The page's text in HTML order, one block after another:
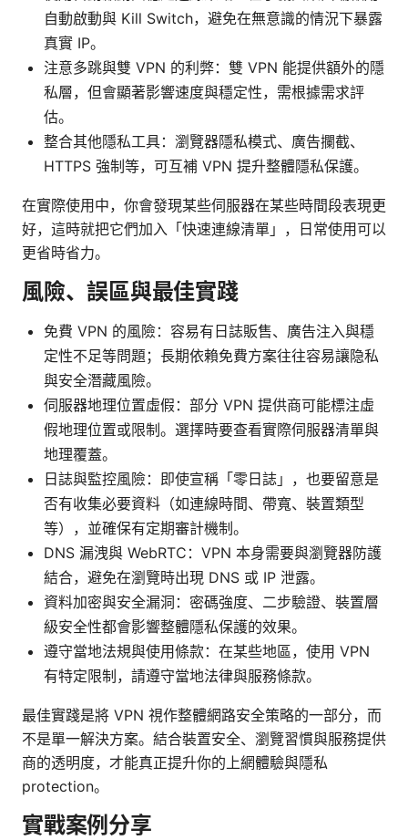
自動啟動與 Kill Switch，避免在無意識的情況下暴露
真實 IP。
注意多跳與雙 VPN 的利弊：雙 VPN 能提供額外的隱
私層，但會顯著影響速度與穩定性，需根據需求評
估。
整合其他隱私工具：瀏覽器隱私模式、廣告攔截、
HTTPS 強制等，可互補 VPN 提升整體隱私保護。
在實際使用中，你會發現某些伺服器在某些時間段表現更
好，這時就把它們加入「快速連線清單」，日常使用可以
更省時省力。
風險、誤區與最佳實踐
免費 VPN 的風險：容易有日誌販售、廣告注入與穩
定性不足等問題；長期依賴免費方案往往容易讓隐私
與安全潛藏風險。
伺服器地理位置虛假：部分 VPN 提供商可能標注虛
假地理位置或限制。選擇時要查看實際伺服器清單與
地理覆蓋。
日誌與監控風險：即使宣稱「零日誌」，也要留意是
否有收集必要資料（如連線時間、帶寬、裝置類型
等），並確保有定期審計機制。
DNS 漏洩與 WebRTC：VPN 本身需要與瀏覽器防護
結合，避免在瀏覽時出現 DNS 或 IP 泄露。
資料加密與安全漏洞：密碼強度、二步驗證、裝置層
級安全性都會影響整體隱私保護的效果。
遵守當地法規與使用條款：在某些地區，使用 VPN
有特定限制，請遵守當地法律與服務條款。
最佳實踐是將 VPN 視作整體網路安全策略的一部分，而
不是單一解決方案。結合裝置安全、瀏覽習慣與服務提供
商的透明度，才能真正提升你的上網體驗與隱私
protection。
實戰案例分享